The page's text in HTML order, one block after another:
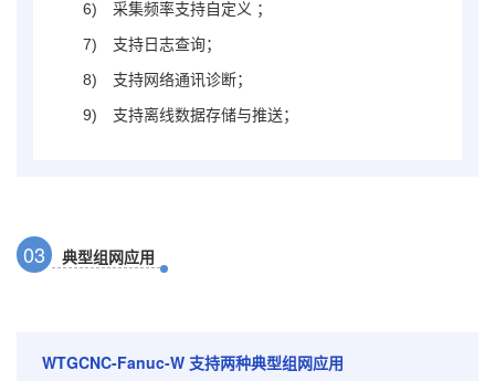
6)
采集频率支持自定义 ；
7)
支持日志查询；
8)
支持网络通讯诊断；
9)
支持离线数据存储与推送；
03 典型组网应用
WTGCNC-Fanuc-W 支持两种典型组网应用